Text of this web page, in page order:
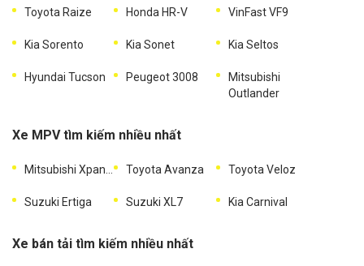
Toyota Raize Honda HR-V VinFast VF9
Kia Sorento Kia Sonet Kia Seltos
Hyundai Tucson Peugeot 3008
Mitsubishi
Outlander
Xe MPV tìm kiếm nhiều nhất
Mitsubishi Xpander Toyota Avanza Toyota Veloz
Suzuki Ertiga Suzuki XL7 Kia Carnival
Xe bán tải tìm kiếm nhiều nhất